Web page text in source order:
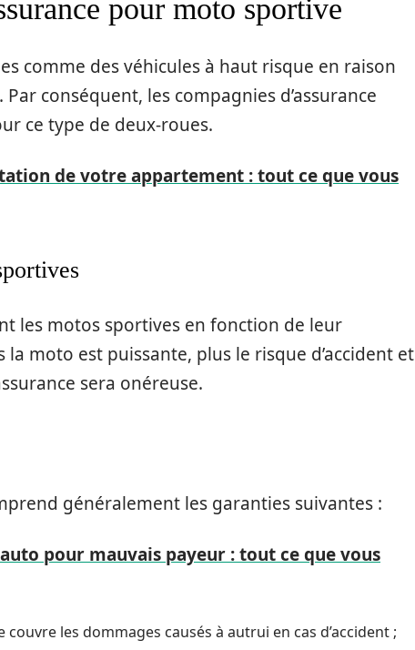
pour moto sportive
comme des véhicules à haut risque en raison
conséquent, les compagnies d’assurance
ce type de deux-roues.
de votre appartement : tout ce que vous
les motos sportives en fonction de leur
la moto est puissante, plus le risque d’accident et
sera onéreuse.
généralement les garanties suivantes :
pour mauvais payeur : tout ce que vous
couvre les dommages causés à autrui en cas d’accident ;